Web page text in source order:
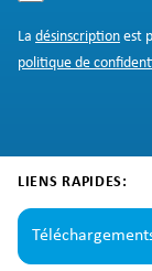
La désinscription est
politique de
LIENS RAPIDES: